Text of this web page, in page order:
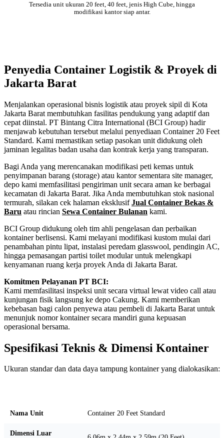
Tersedia unit ukuran 20 feet, 40 feet, jenis High Cube, hingga
modifikasi kantor siap antar.
Penyedia Container Logistik & Proyek di
Jakarta Barat
Menjalankan operasional bisnis logistik atau proyek sipil di Kota
Jakarta Barat membutuhkan fasilitas pendukung yang adaptif dan
cepat diinstal. PT Bintang Citra International (BCI Group) hadir
menjawab kebutuhan tersebut melalui penyediaan Container 20 Feet
Standard. Kami memastikan setiap pasokan unit didukung oleh
jaminan legalitas badan usaha dan kontrak kerja yang transparan.
Bagi Anda yang merencanakan modifikasi peti kemas untuk
penyimpanan barang (storage) atau kantor sementara site manager,
depo kami memfasilitasi pengiriman unit secara aman ke berbagai
kecamatan di Jakarta Barat. Jika Anda membutuhkan stok nasional
termurah, silakan cek halaman eksklusifJual Container Bekas &
Baru atau rincian Sewa Container Bulanan kami.
BCI Group didukung oleh tim ahli pengelasan dan perbaikan
kontainer berlisensi. Kami melayani modifikasi kustom mulai dari
penambahan pintu lipat, instalasi peredam glasswool, pendingin AC,
hingga pemasangan partisi toilet modular untuk melengkapi
kenyamanan ruang kerja proyek Anda di Jakarta Barat.
Komitmen Pelayanan PT BCI:
Kami memfasilitasi inspeksi unit secara virtual lewat video call atau
kunjungan fisik langsung ke depo Cakung. Kami memberikan
kebebasan bagi calon penyewa atau pembeli di Jakarta Barat untuk
menunjuk nomor kontainer secara mandiri guna kepuasan
operasional bersama.
Spesifikasi Teknis & Dimensi Kontainer
Ukuran standar dan data daya tampung kontainer yang dialokasikan:
Nama Unit Container 20 Feet Standard
Dimensi Luar